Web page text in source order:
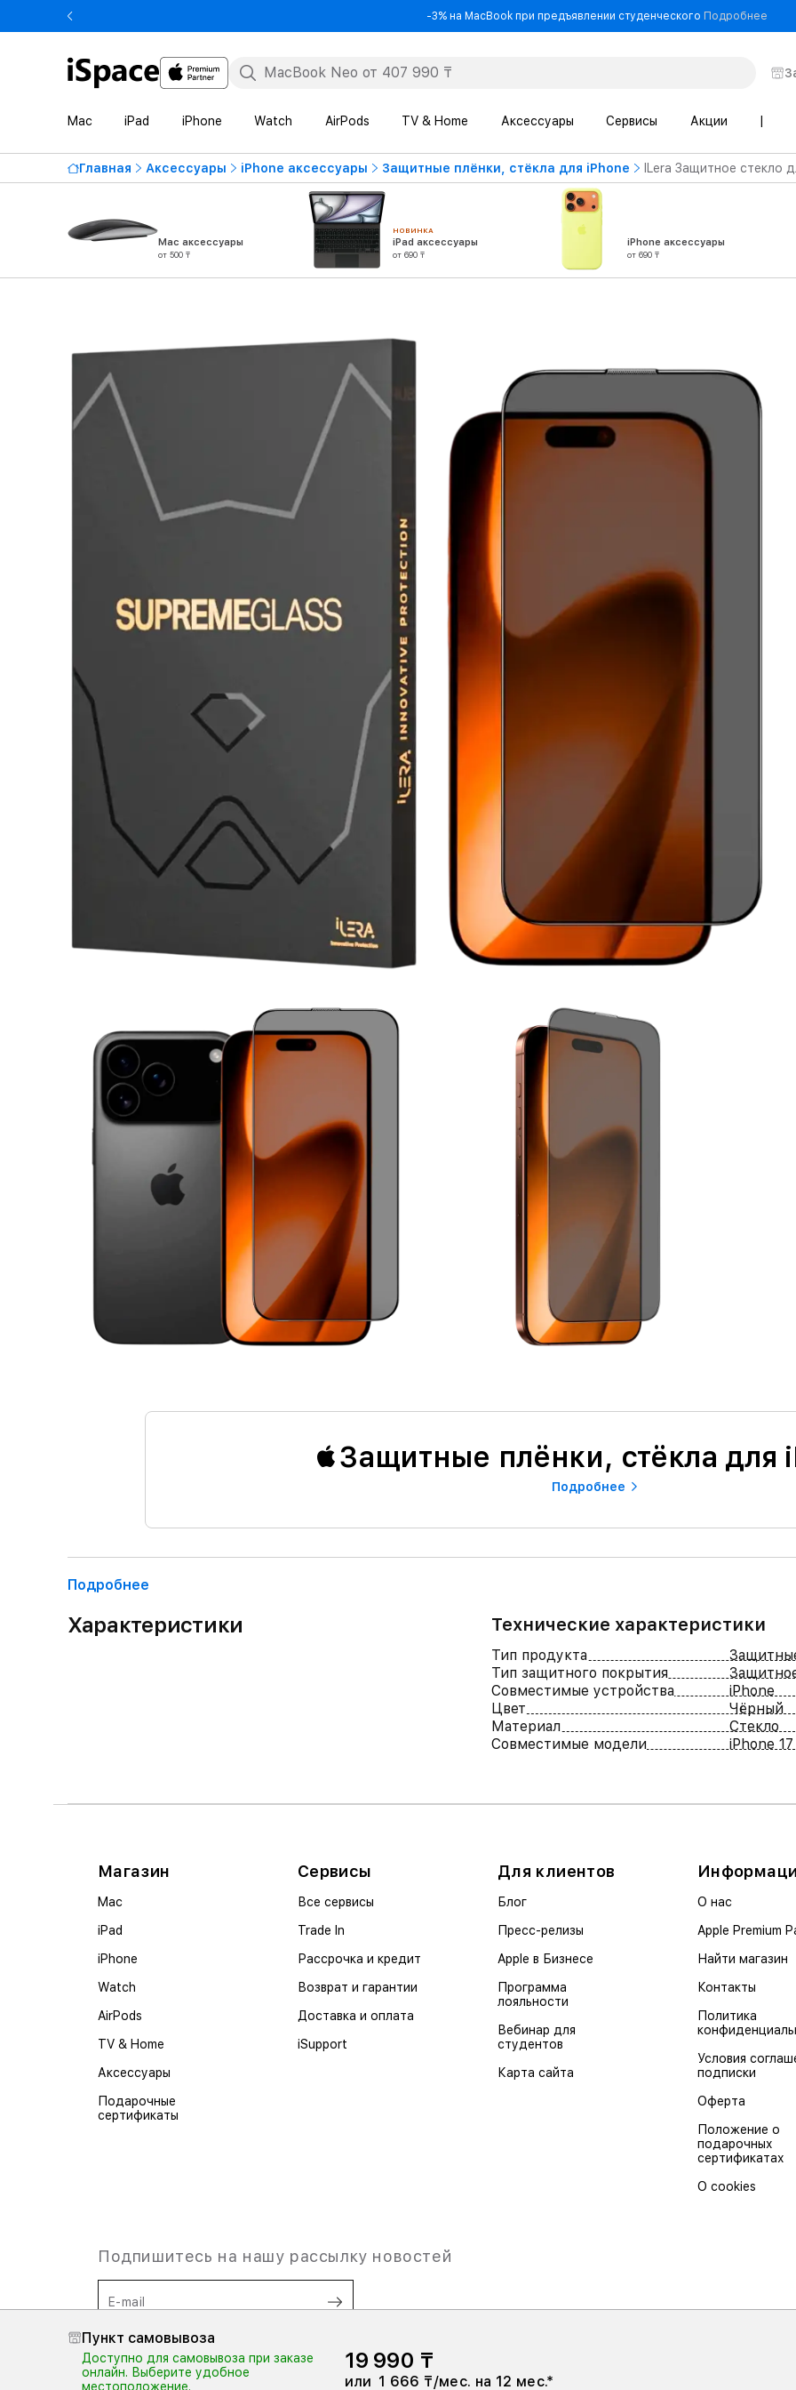
-3% на MacBook при предъявлении студенческого Подробнее
Mac iPad iPhone Watch AirPods TV & Home Аксессуары Сервисы Акции
Главная Аксессуары iPhone аксессуары Защитные плёнки, стёкла для iPhone ILera Защитное стекло
Mac аксессуары
от 500 ₸
НОВИНКА
iPad аксессуары
от 690 ₸
iPhone аксессуары
от 690 ₸
Защитные плёнки, стёкла для
Подробнее
Подробнее
Характеристики Технические характеристики
Тип продукта
Тип защитного покрытия
Совместимые устройства
iPhone
Цвет
Чёрный
Материал
Стекло
Совместимые модели
iPhone
Пункт самовывоза
Доступно для самовывоза при заказе
онлайн. Выберите удобное
местоположение.
19 990 ₸
или 1 666 ₸/мес. на 12 мес.*
Магазин
Mac
iPad
iPhone
Watch
AirPods
TV & Home
Аксессуары
Подарочные
сертификаты
Сервисы
Все сервисы
Trade In
Рассрочка и кредит
Возврат и гарантии
Доставка и оплата
iSupport
Для клиентов
Блог
Пресс-релизы
Apple в Бизнесе
Программа
лояльности
Вебинар для
студентов
Карта сайта
О нас
Apple Premium
Найти магазин
Контакты
Политика
Условия
подписки
Оферта
Положение о
подарочных
сертификатах
О cookies
Подпишитесь на нашу рассылку новостей
E-mail
Я согласен наобработку
персональных данных,
ознакомлен
Товарищество с ограниченной